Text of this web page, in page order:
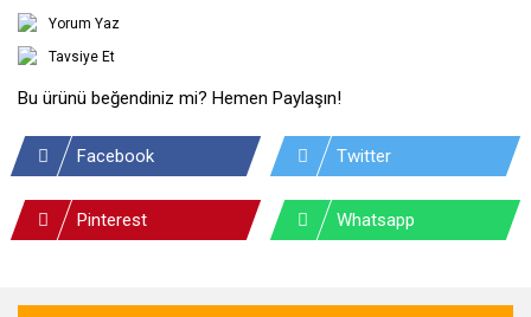
Yorum Yaz
Tavsiye Et
Bu ürünü beğendiniz mi? Hemen Paylaşın!
Facebook Twitter
Pinterest Whatsapp